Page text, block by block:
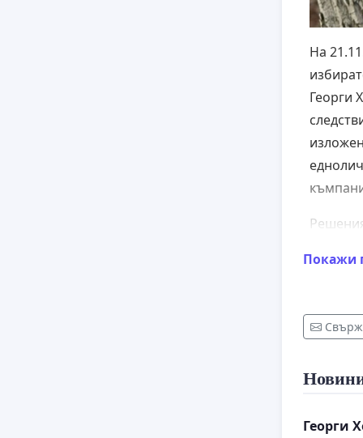
На
Георги
Покажи
Георги